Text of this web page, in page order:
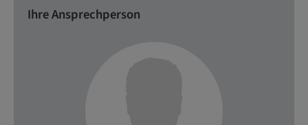
Ihre Ansprechperson